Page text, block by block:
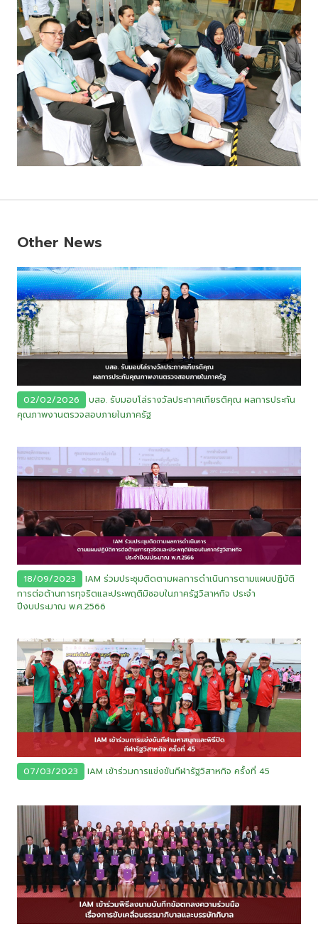
Other News
02/02/2026
บสอ. รับมอบโล่รางวัลประกาศเกียรติคุณ ผลการประกัน
คุณภาพงานตรวจสอบภายในภาครัฐ
18/09/2023
IAM ร่วมประชุมติดตามผลการดำเนินการตามแผนปฏิบัติ
การต่อต้านการทุจริตและประพฤติมิชอบในภาครัฐวิสาหกิจ ประจำ
ปีงบประมาณ พ.ศ.2566
07/03/2023 IAM เข้าร่วมการแข่งขันกีฬารัฐวิสาหกิจ ครั้งที่ 45